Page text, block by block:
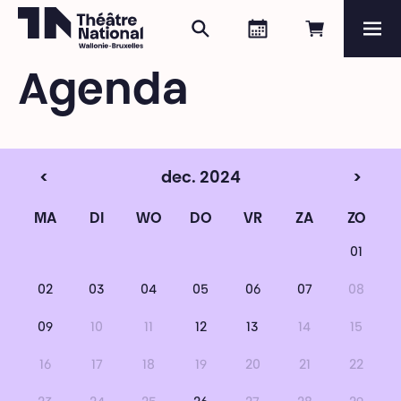
Online
Agenda
Zoeken
Agenda
< dec. 2024 >
MA DI WO DO VR ZA ZO
01
02 03 04 05 06 07 08
09 10 11 12 13 14 15
16 17 18 19 20 21 22